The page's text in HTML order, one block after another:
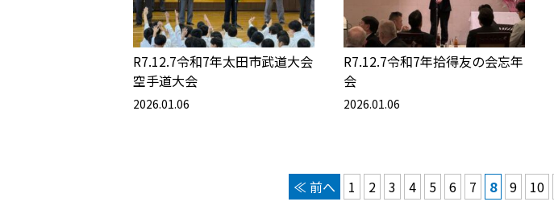
R7.12.7令和7年太田市武道大会
空手道大会
2026.01.06
R7.12.7令和7年拾得友の会忘年
会
2026.01.06
≪ 前へ 1 2 3 4 5 6 7 8 9 10